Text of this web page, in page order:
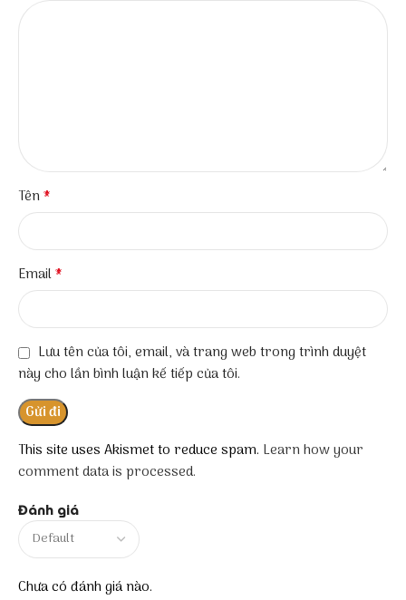
Đánh giá
Chưa có đánh giá nào.
Tên*
Email*
Lưu tên của tôi, email, và trang web trong trình duyệt
này cho lần bình luận kế tiếp của tôi.
This site uses Akismet to reduce spam. Learn how your
comment data is processed.